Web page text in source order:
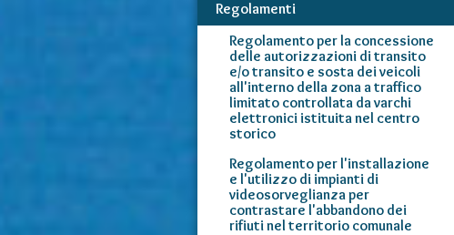
Regolamenti
Regolamento per la concessione
delle autorizzazioni di transito
e/o transito e sosta dei veicoli
all'interno della zona a traffico
limitato controllata da varchi
elettronici istituita nel centro
storico
Regolamento per l'installazione
e l'utilizzo di impianti di
videosorveglianza per
contrastare l'abbandono dei
rifiuti nel territorio comunale